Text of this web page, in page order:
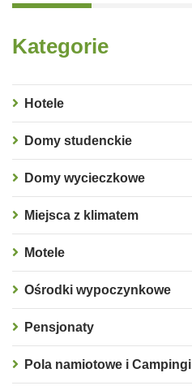
Kategorie
Hotele
Domy studenckie
Domy wycieczkowe
Miejsca z klimatem
Motele
Ośrodki wypoczynkowe
Pensjonaty
Pola namiotowe i Campingi